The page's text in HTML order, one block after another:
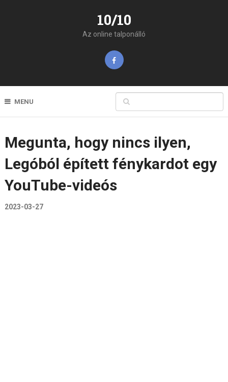
10/10
Az online talponálló
MENU
Megunta, hogy nincs ilyen,
Legóból épített fénykardot egy
YouTube-videós
2023-03-27